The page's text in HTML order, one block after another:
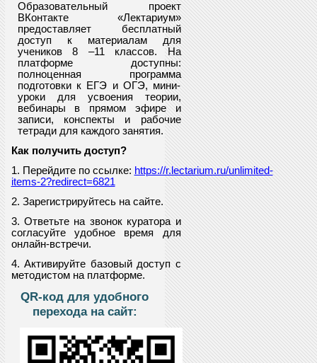
Образовательный проект
ВКонтакте «Лектариум»
предоставляетбесплатный
доступ к материалам для
учеников 8 –11 классов. На
платформе доступны:
полноценная программа
подготовки к ЕГЭ и ОГЭ, мини-
уроки для усвоения теории,
вебинары в прямом эфире и
записи, конспекты и рабочие
тетради для каждого занятия.
Как получить доступ?
1. Перейдите по ссылке: https://r.lectarium.ru/unlimited-
items-2?redirect=6821
2. Зарегистрируйтесь на сайте.
3. Ответьте на звонок куратора и
согласуйте удобное время для
онлайн-встречи.
4. Активируйте базовый доступ с
методистом на платформе.
QR-код для удобного
перехода на сайт: